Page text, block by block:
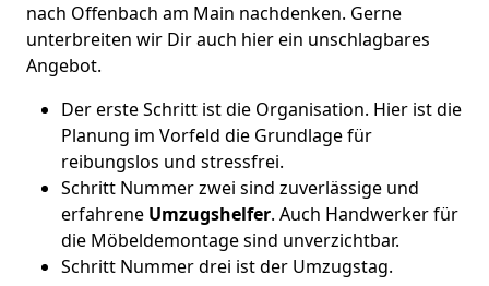
nach Offenbach am Main nachdenken. Gerne
unterbreiten wir Dir auch hier ein unschlagbares
Angebot.
Der erste Schritt ist die Organisation. Hier ist die
Planung im Vorfeld die Grundlage für
reibungslos und stressfrei.
Schritt Nummer zwei sind zuverlässige und
erfahrene Umzugshelfer. Auch Handwerker für
die Möbeldemontage sind unverzichtbar.
Schritt Nummer drei ist der Umzugstag.